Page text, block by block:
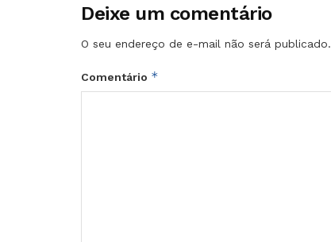
Deixe um comentário
O seu endereço de e-mail não será publicado.
Comentário *